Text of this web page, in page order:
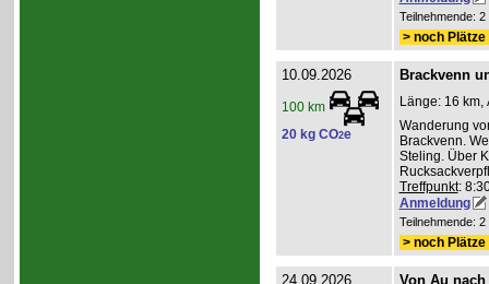
Teilnehmende:
> noch
10.09.2026
100 km
20 kg CO2e
Brackvenn
Länge: 16 km,
Wanderung
Brackvenn.
Steling. Über
Treffpunkt:
Anmeldung
Teilnehmende:
> noch
24.09.2026 Von Au